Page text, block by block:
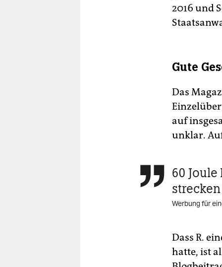
2016 und
Gute
Das
auf
unklar.
 60
Werbung für
Dass R.
hatte, ist